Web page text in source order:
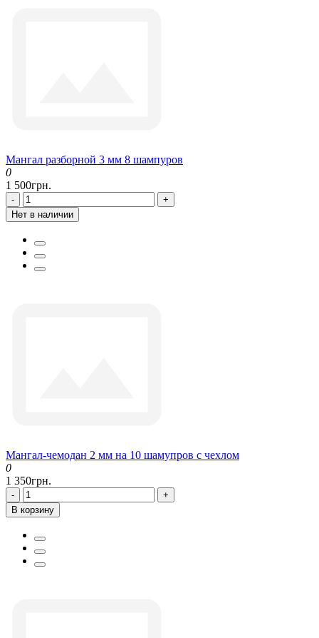
Мангал разборной 3 мм 8 шампуров
0
1 500грн.
-
+
Нет в наличии
Мангал-чемодан 2 мм на 10 шамупров с чехлом
0
1 350грн.
-
+
В корзину